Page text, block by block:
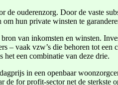
de ouderenzorg. Door de vaste
hun private winsten te
van inkomsten en winsten.
– vaak vzw’s die behoren tot
het een combinatie van deze drie.
in een openbaar
for profit-sector net de sterkste